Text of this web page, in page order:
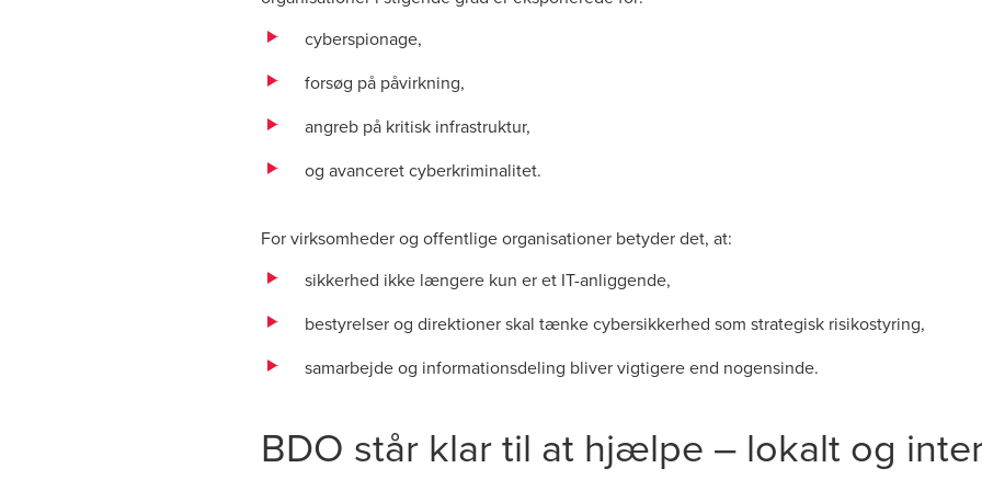
cyberspionage,
forsøg på påvirkning,
angreb på kritisk infrastruktur,
og avanceret cyberkriminalitet.
For virksomheder og offentlige organisationer betyder det, at:
sikkerhed ikke længere kun er et IT-anliggende,
bestyrelser og direktioner skal tænke cybersikkerhed som strategisk risikostyring,
samarbejde og informationsdeling bliver vigtigere end nogensinde.
BDO står klar til at hjælpe – lokalt og